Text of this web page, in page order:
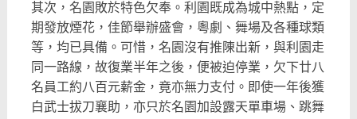
其次，名園敗於特色欠奉。利園既成為城中熱點，定
期發放煙花， 佳節舉辦盛會，粵劇、舞場及各種球類
等，均已具備。可惜， 名園沒有推陳出新，與利園走
同一路線，故復業半年之後， 便被迫停業，欠下廿八
名員工約八百元薪金，竟亦無力支付。 即使一年後獲
白武士拔刀襄助，亦只於名園加設露天單車場、 跳舞